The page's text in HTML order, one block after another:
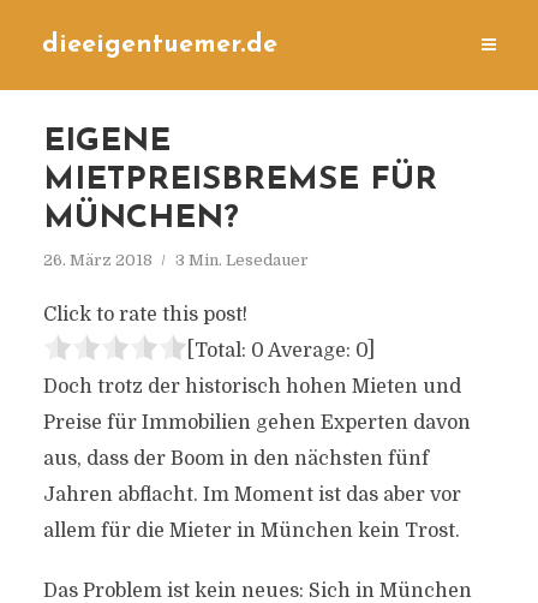
dieeigentuemer.de
EIGENE
MIETPREISBREMSE FÜR
MÜNCHEN?
26. März 2018 3 Min. Lesedauer
Click to rate this post!
[Total: 0 Average: 0]
Doch trotz der historisch hohen Mieten und
Preise für Immobilien gehen Experten davon
aus, dass der Boom in den nächsten fünf
Jahren abflacht. Im Moment ist das aber vor
allem für die Mieter in München kein Trost.
Das Problem ist kein neues: Sich in München